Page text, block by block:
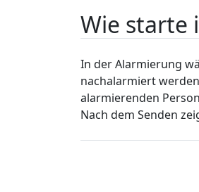
Wie starte
In der Alarmierung
nachalarmiert
alarmierenden
Nach dem Senden